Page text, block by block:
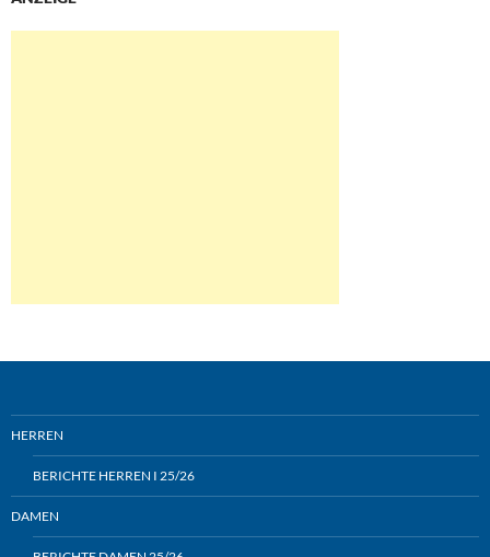
HERREN
BERICHTE HERREN I 25/26
DAMEN